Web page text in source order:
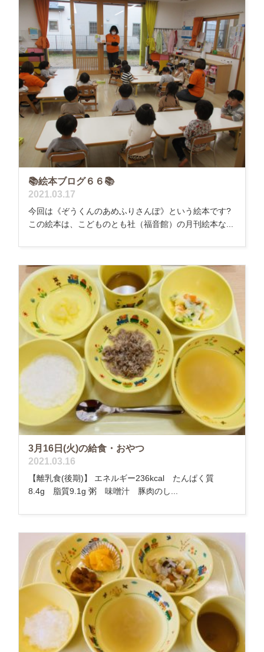
📚絵本ブログ６６📚
2021.03.17
今回は《ぞうくんのあめふりさんぽ》という絵本です?
この絵本は、こどものとも社（福音館）の月刊絵本な...
3月16日(火)の給食・おやつ
2021.03.16
【離乳食(後期)】 エネルギー236kcal たんぱく質
8.4g 脂質9.1g 粥 味噌汁 豚肉のし...